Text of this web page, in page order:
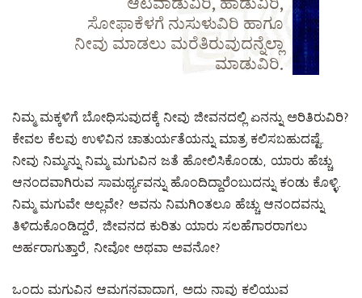
ಆಟವಾಡುವಿರಿ, ಹಾಡುವಿರಿ,
ಸೋಫಾಕೆಳಗೆ ನುಸುಳುವಿರಿ ಹಾಗೂ
ನೀವು ಮಾಡಲು ಮರೆತಿರುವುದನ್ನೆಲ್ಲಾ
ಮಾಡುವಿರಿ.
ನಿಮ್ಮ ಮಕ್ಕಳಿಗೆ ಬೋಧಿಸುವುದಕ್ಕೆ ನೀವು ಜೀವನದಲ್ಲಿ ಏನನ್ನು ಅರಿತಿರುವಿರಿ?
ಕೇವಲ ಕೆಲವು ಉಳಿವಿನ ಚಾತುರ್ಯತೆಯನ್ನು ಮಾತ್ರ ಕಲಿಸಬಹುದಷ್ಟೆ.
ನೀವು ನಿಮ್ಮನ್ನು ನಿಮ್ಮ ಮಗುವಿನ ಜತೆ ಹೋಲಿಸಿಕೊಂಡು, ಯಾರು ಹೆಚ್ಚು
ಆನಂದವಾಗಿರುವ ಸಾಮರ್ಥ್ಯವನ್ನು ಹೊಂದಿದ್ದಾರೆಂಬುದನ್ನು ಕಂಡು ಕೊಳ್ಳಿ.
ನಿಮ್ಮ ಮಗುವೇ ಅಲ್ಲವೇ? ಅವನು ನಿಮಗಿಂತಲೂ ಹೆಚ್ಚು ಆನಂದವನ್ನು
ತಿಳಿದುಕೊಂಡಿದ್ದರೆ, ಜೀವನದ ಕುರಿತು ಯಾರು ಸಲಹೆಗಾರರಾಗಲು
ಅರ್ಹರಾಗುತ್ತಾರೆ, ನೀವೋ ಅಥವಾ ಅವನೋ?
ಒಂದು ಮಗುವಿನ ಆಮಗನವಾದಾಗ, ಅದು ನಾವು ಕಲಿಯುವ